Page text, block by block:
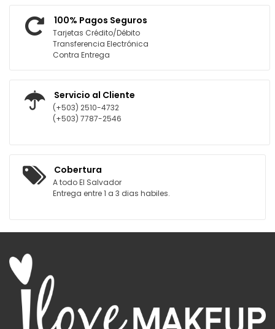
100% Pagos Seguros
Tarjetas Crédito/Débito
Transferencia Electrónica
Contra Entrega
Servicio al Cliente
(+503) 2510-4732
(+503) 7787-2546
Cobertura
A todo El Salvador
Entrega entre 1 a 3 dias habiles.